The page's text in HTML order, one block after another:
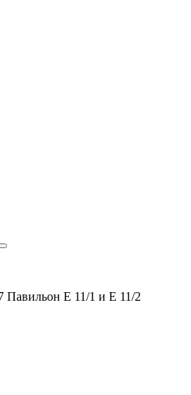
Е 11/1 и Е 11/2